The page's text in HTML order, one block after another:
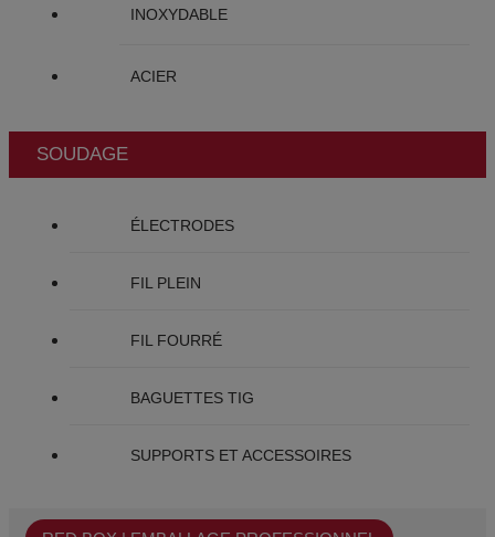
INOXYDABLE
ACIER
SOUDAGE
ÉLECTRODES
FIL PLEIN
FIL FOURRÉ
BAGUETTES TIG
SUPPORTS ET ACCESSOIRES